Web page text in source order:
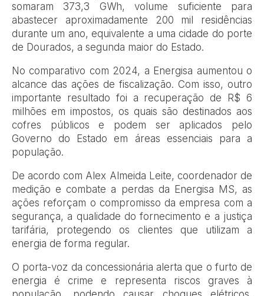
somaram 373,3 GWh, volume suficiente para
abastecer aproximadamente 200 mil residências
durante um ano, equivalente a uma cidade do porte
de Dourados, a segunda maior do Estado.
No comparativo com 2024, a Energisa aumentou o
alcance das ações de fiscalização. Com isso, outro
importante resultado foi a recuperação de R$ 6
milhões em impostos, os quais são destinados aos
cofres públicos e podem ser aplicados pelo
Governo do Estado em áreas essenciais para a
população.
De acordo com Alex Almeida Leite, coordenador de
medição e combate a perdas da Energisa MS, as
ações reforçam o compromisso da empresa com a
segurança, a qualidade do fornecimento e a justiça
tarifária, protegendo os clientes que utilizam a
energia de forma regular.
O porta-voz da concessionária alerta que o furto de
energia é crime e representa riscos graves à